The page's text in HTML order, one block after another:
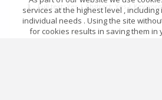
Full text: Yes | Abstract: Yes |
services at the highest level ,
individual needs . Using the site
for cookies results in saving them in